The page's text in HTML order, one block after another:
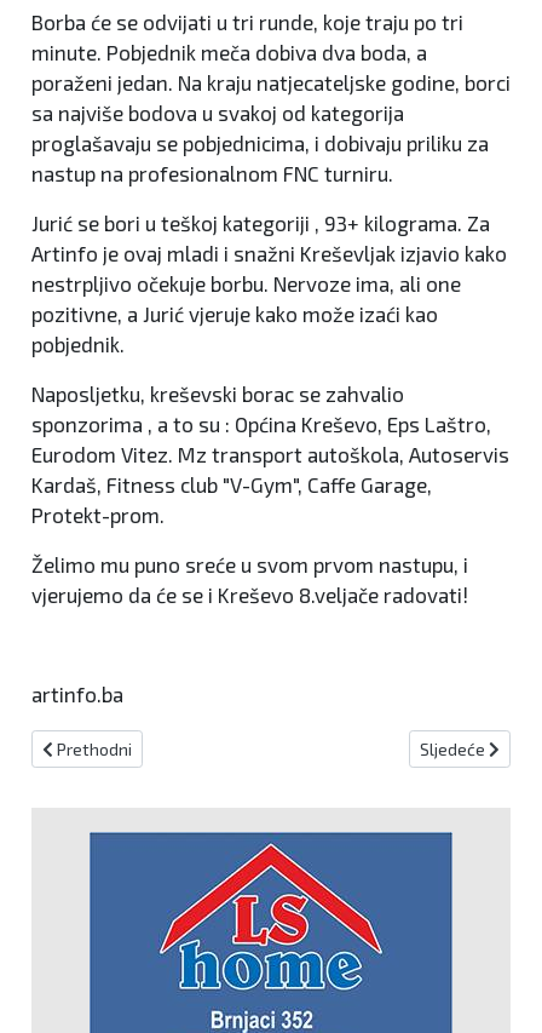
Borba će se odvijati u tri runde, koje traju po tri
minute. Pobjednik meča dobiva dva boda, a
poraženi jedan. Na kraju natjecateljske godine, borci
sa najviše bodova u svakoj od kategorija
proglašavaju se pobjednicima, i dobivaju priliku za
nastup na profesionalnom FNC turniru.
Jurić se bori u teškoj kategoriji , 93+ kilograma. Za
Artinfo je ovaj mladi i snažni Kreševljak izjavio kako
nestrpljivo očekuje borbu. Nervoze ima, ali one
pozitivne, a Jurić vjeruje kako može izaći kao
pobjednik.
Naposljetku, kreševski borac se zahvalio
sponzorima , a to su : Općina Kreševo, Eps Laštro,
Eurodom Vitez. Mz transport autoškola, Autoservis
Kardaš, Fitness club "V-Gym", Caffe Garage,
Protekt-prom.
Želimo mu puno sreće u svom prvom nastupu, i
vjerujemo da će se i Kreševo 8.veljače radovati!
artinfo.ba
Prethodni članak: NK Kiseljak u nastavak sezone bez najboljeg
Prethodni Sljedeći članak:
Sljedeće